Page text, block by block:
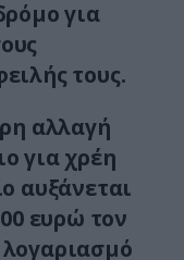
για
τους.
αλλαγή
για χρέη
αυξάνεται
ευρώ τον